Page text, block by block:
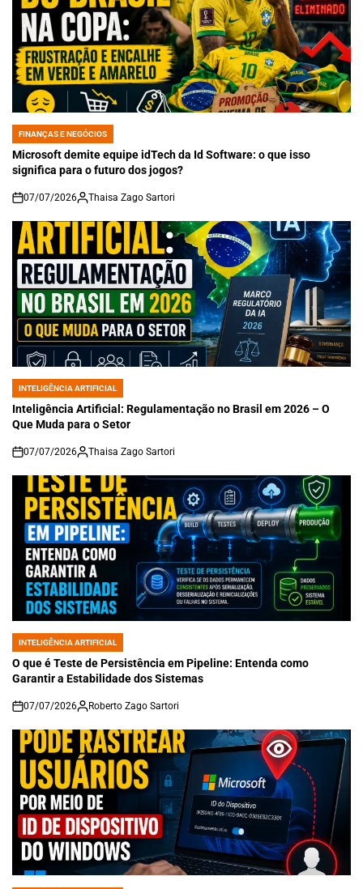
POSTED
IN
FINANÇAS E NEGÓCIOS
Microsoft demite equipe idTech da Id Software: o que isso
significa para o futuro dos jogos?
on
07/07/2026 Thaisa Zago Sartori
POSTED
IN
INTELIGÊNCIA ARTIFICIAL
Inteligência Artificial: Regulamentação no Brasil em 2026 – O
Que Muda para o Setor
on
07/07/2026 Thaisa Zago Sartori
POSTED
IN
INTELIGÊNCIA ARTIFICIAL
O que é Teste de Persistência em Pipeline: Entenda como
Garantir a Estabilidade dos Sistemas
on
07/07/2026 Roberto Zago Sartori